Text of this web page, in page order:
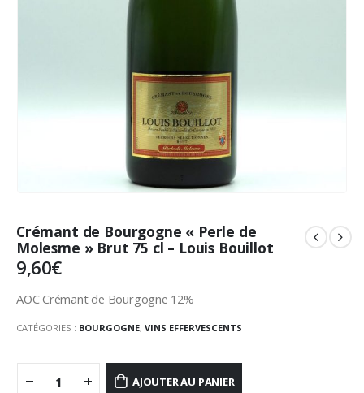
Crémant de Bourgogne « Perle de
Molesme » Brut 75 cl – Louis Bouillot
9,60€
AOC Crémant de Bourgogne 12%
CATÉGORIES : BOURGOGNE, VINS EFFERVESCENTS
AJOUTER AU PANIER